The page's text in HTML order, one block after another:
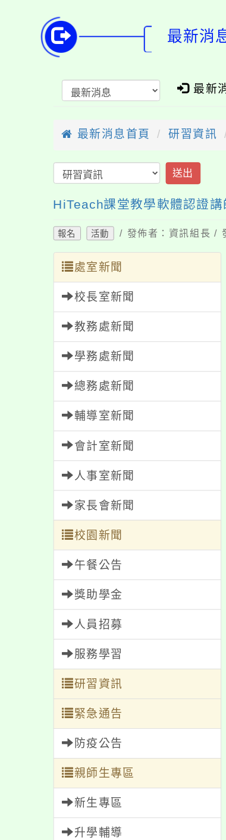
最新消
最新
最新消息首頁 研習資訊
送出
HiTeach課堂教學軟體認證講
報名 活動 / 發佈者：資訊組長 /
處室新聞
校長室新聞
教務處新聞
學務處新聞
總務處新聞
輔導室新聞
會計室新聞
人事室新聞
家長會新聞
校園新聞
午餐公告
獎助學金
人員招募
服務學習
研習資訊
緊急通告
防疫公告
親師生專區
新生專區
升學輔導